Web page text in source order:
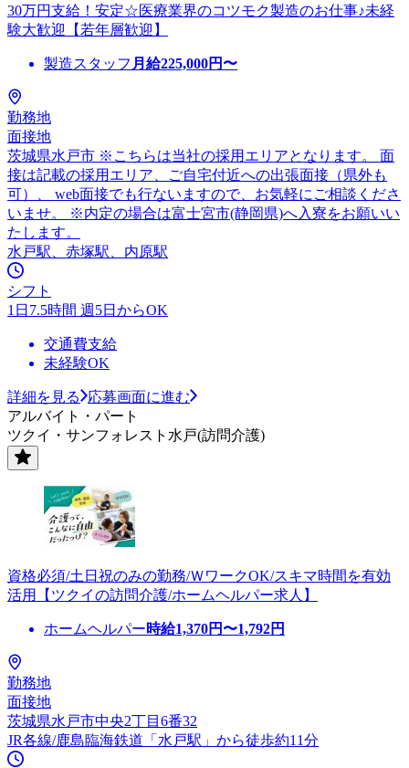
30万円支給！安定☆医療業界のコツモク製造のお仕事♪未経
験大歓迎【若年層歓迎】
製造スタッフ 月給225,000円〜
勤務地
面接地
茨城県水戸市 ※こちらは当社の採用エリアとなります。 面
接は記載の採用エリア、ご自宅付近への出張面接（県外も
可）、 web面接でも行ないますので、お気軽にご相談くださ
いませ。 ※内定の場合は富士宮市(静岡県)へ入寮をお願いい
たします。
水戸駅、赤塚駅、内原駅
シフト
1日7.5時間 週5日からOK
交通費支給
未経験OK
詳細を見る
応募画面に進む
アルバイト・パート
ツクイ・サンフォレスト水戸(訪問介護)
資格必須/土日祝のみの勤務/ＷワークOK/スキマ時間を有効
活用【ツクイの訪問介護/ホームヘルパー求人】
ホームヘルパー時給1,370円〜1,792円
勤務地
面接地
茨城県水戸市中央2丁目6番32
JR各線/鹿島臨海鉄道「水戸駅」から徒歩約11分